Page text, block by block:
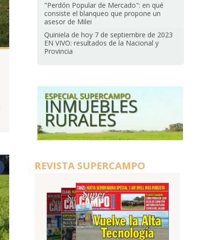
"Perdón Popular de Mercado": en qué
consiste el blanqueo que propone un
asesor de Milei
Quiniela de hoy 7 de septiembre de 2023
EN VIVO: resultados de la Nacional y
Provincia
REVISTA SUPERCAMPO